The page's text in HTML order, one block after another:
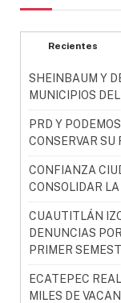
Recientes
SHEINBAUM Y
MUNICIPIOS
PRD Y
CONSERVAR SU
CONFIANZA
CONSOLIDAR
CUAUTITLÁN
DENUNCIAS
PRIMER
ECATEPEC
MILES DE